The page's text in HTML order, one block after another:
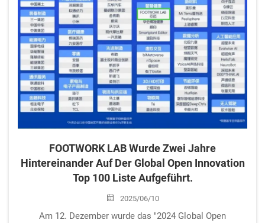
FOOTWORK LAB Wurde Zwei Jahre
Hintereinander Auf Der Global Open Innovation
Top 100 Liste Aufgeführt.
2025/06/10
Am 12. Dezember wurde das "2024 Global Open